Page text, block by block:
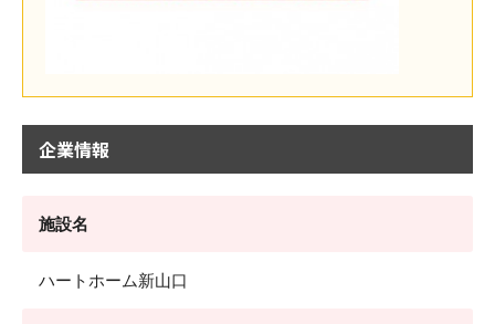
企業情報
施設名
ハートホーム新山口